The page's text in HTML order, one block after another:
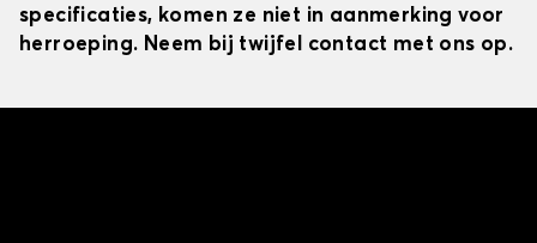
specificaties, komen ze niet in aanmerking voor
herroeping. Neem bij twijfel contact met ons op.